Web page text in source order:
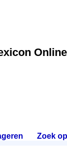
Online
Zoek